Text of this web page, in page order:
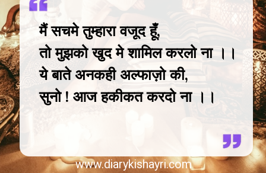
मैं सचमे तुम्हारा वजूद हूँ,
तो मुझको खुद मे शामिल करलो ना ।।
ये बाते अनकही अल्फाज़ो की,
सुनो ! आज हकीकत करदो ना ।।
www.diarykishayri.com